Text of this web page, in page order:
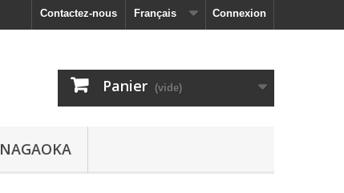
Connexion
Français
Contactez-nous
Panier (vide)
NAGAOKA